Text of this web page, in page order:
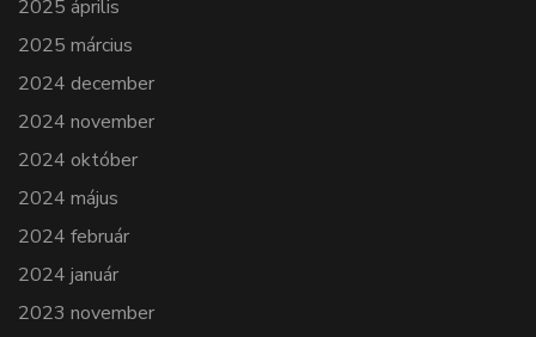
2025 április
2025 március
2024 december
2024 november
2024 október
2024 május
2024 február
2024 január
2023 november